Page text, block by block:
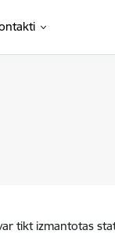
tikt izmantotas